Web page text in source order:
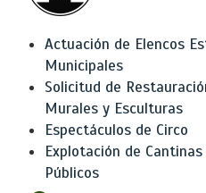
Actuación de Elencos
Municipales
Solicitud de
Murales y Esculturas
Espectáculos de Circo
Explotación de
Públicos